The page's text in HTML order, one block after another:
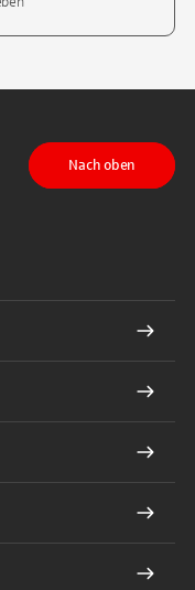
LinkedIn
Nach oben